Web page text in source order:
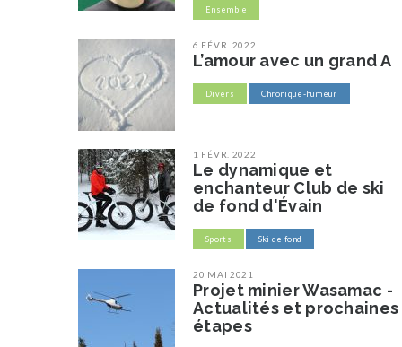
Ensemble
6 FÉVR. 2022
L’amour avec un grand A
Divers Chronique-humeur
1 FÉVR. 2022
Le dynamique et
enchanteur Club de ski
de fond d'Évain
Sports Ski de fond
20 MAI 2021
Projet minier Wasamac -
Actualités et prochaines
étapes